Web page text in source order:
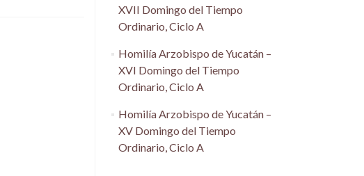
XVII Domingo del Tiempo
Ordinario, Ciclo A
Homilía Arzobispo de Yucatán –
XVI Domingo del Tiempo
Ordinario, Ciclo A
Homilía Arzobispo de Yucatán –
XV Domingo del Tiempo
Ordinario, Ciclo A